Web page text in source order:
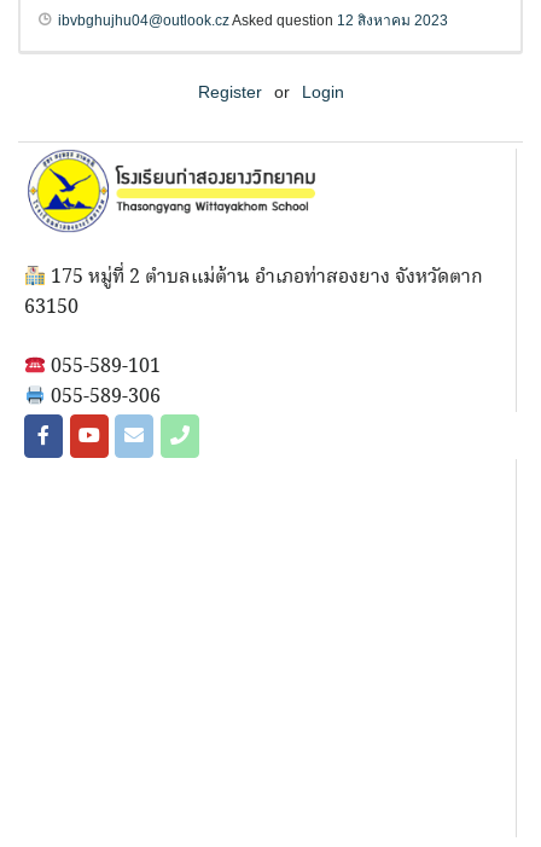
ibvbghujhu04@outlook.czAsked question 12 สิงหาคม 2023
Register or Login
175 หมู่ที่ 2 ตำบลแม่ต้าน อำเภอท่าสองยาง จังหวัดตาก
63150
055-589-101
055-589-306